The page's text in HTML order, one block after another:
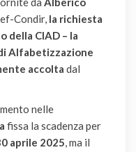
Condir, la richiesta
della CIAD – la
Alfabetizzazione
accolta dal
nelle
fissa la scadenza per
aprile 2025, ma il